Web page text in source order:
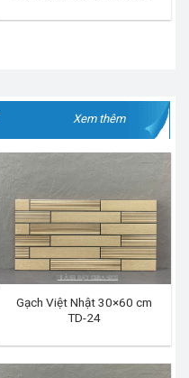
Xem thêm
Gạch Việt Nhật 30×60 cm
TD-24